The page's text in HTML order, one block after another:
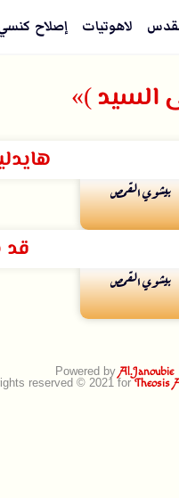
لاهوتيات إصلاح
)»
بيشوي القمص
قد
بيشوي القمص
Powered by Al.Janoubie
reserved © 2021 forTheosis